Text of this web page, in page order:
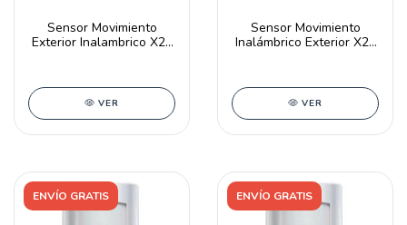
Sensor Movimiento
Exterior Inalambrico X28
VER
Sensor Movimiento
Inalámbrico Exterior X28
VER
ENVÍO GRATIS ENVÍO GRATIS